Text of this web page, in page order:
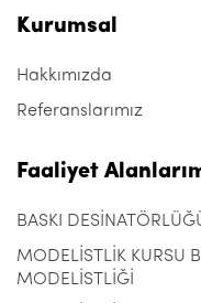
Kurumsal
Hakkımızda
Referanslarımız
Faaliyet
BASKI
MODELİSTLİK KURSU
MODELİSTLİĞİ